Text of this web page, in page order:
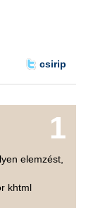
csirip
1
elemzést,
khtml